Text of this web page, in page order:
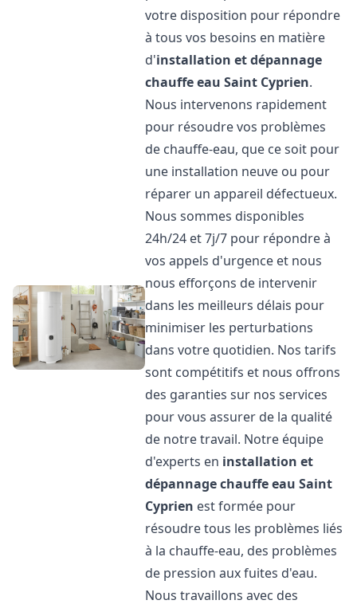
votre disposition pour répondre
à tous vos besoins en matière
d'installation et dépannage
chauffe eau Saint Cyprien.
Nous intervenons rapidement
pour résoudre vos problèmes
de chauffe-eau, que ce soit pour
une installation neuve ou pour
réparer un appareil défectueux.
Nous sommes disponibles
24h/24 et 7j/7 pour répondre à
vos appels d'urgence et nous
nous efforçons de intervenir
dans les meilleurs délais pour
minimiser les perturbations
dans votre quotidien. Nos tarifs
sont compétitifs et nous offrons
des garanties sur nos services
pour vous assurer de la qualité
de notre travail. Notre équipe
d'experts en installation et
dépannage chauffe eau Saint
Cyprien est formée pour
résoudre tous les problèmes liés
à la chauffe-eau, des problèmes
de pression aux fuites d'eau.
Nous travaillons avec des